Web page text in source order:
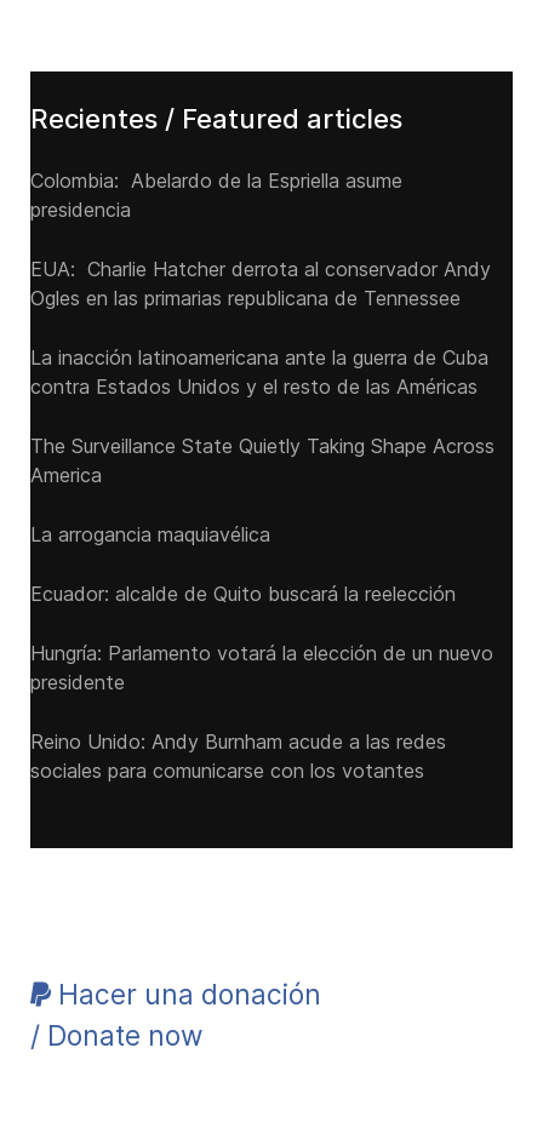
Recientes / Featured articles
Colombia: Abelardo de la Espriella asume
presidencia
EUA: Charlie Hatcher derrota al conservador Andy
Ogles en las primarias republicana de Tennessee
La inacción latinoamericana ante la guerra de Cuba
contra Estados Unidos y el resto de las Américas
The Surveillance State Quietly Taking Shape Across
America
La arrogancia maquiavélica
Ecuador: alcalde de Quito buscará la reelección
Hungría: Parlamento votará la elección de un nuevo
presidente
Reino Unido: Andy ‌Burnham acude a las redes
sociales para comunicarse con los votantes
Hacer una donación
/ Donate now